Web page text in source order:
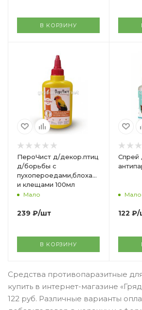
В КОРЗИНУ
ПероЧист д/декор.птиц
д/борьбы с
пухопероедами,блохами
и клещами 100мл
Мало
239 ₽/шт
В КОРЗИНУ
Спрей
Мало
122 ₽/
Средства противопаразитные
купить в интернет-магазине
122 руб. Различные варианты